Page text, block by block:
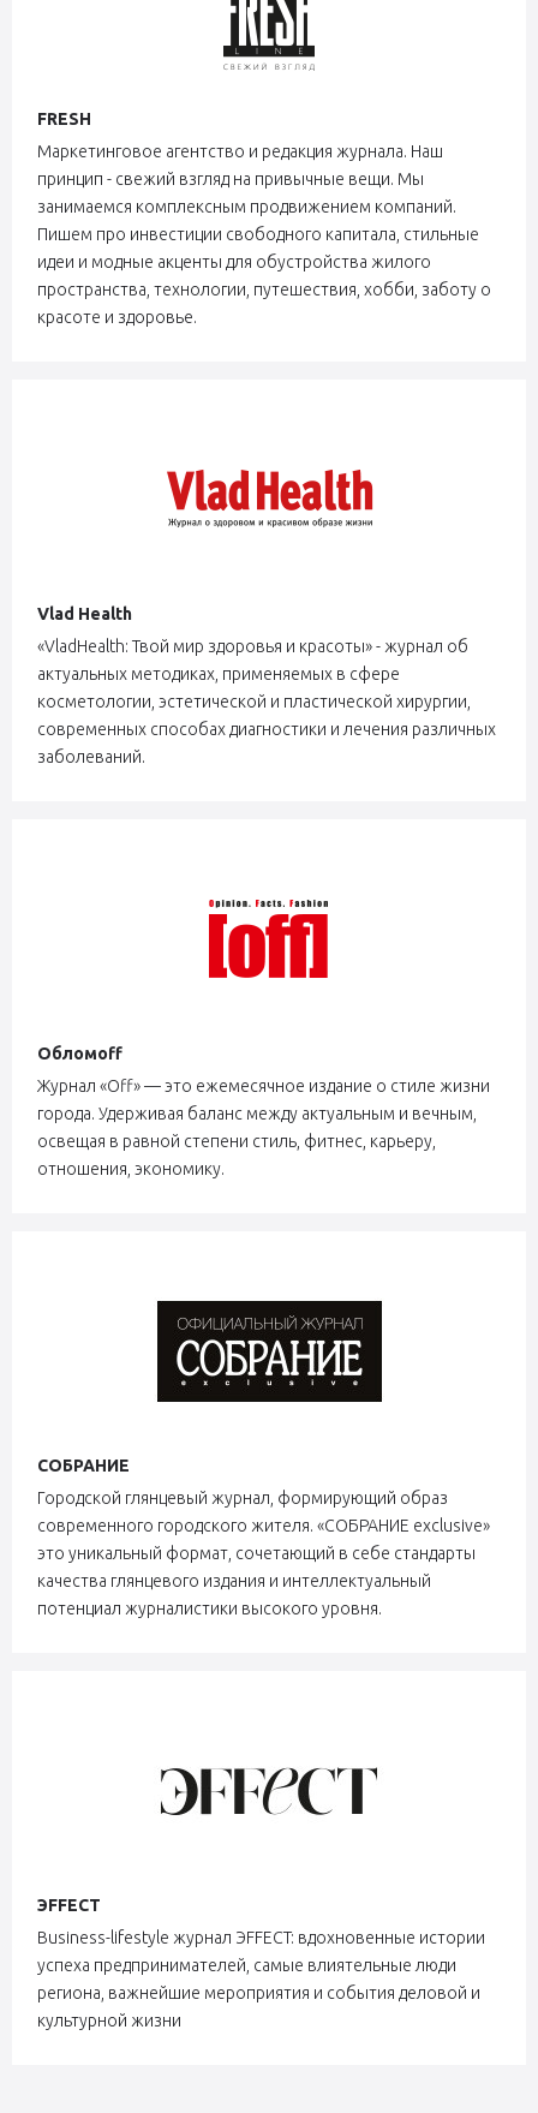
FRESH
Маркетинговое агентство и редакция журнала. Наш
принцип - свежий взгляд на привычные вещи. Мы
занимаемся комплексным продвижением компаний.
Пишем про инвестиции свободного капитала, стильные
идеи и модные акценты для обустройства жилого
пространства, технологии, путешествия, хобби, заботу о
красоте и здоровье.
Vlad Health
«VladHealth: Твой мир здоровья и красоты» - журнал об
актуальных методиках, применяемых в сфере
косметологии, эстетической и пластической хирургии,
современных способах диагностики и лечения различных
заболеваний.
Обломoff
Журнал «Off» — это ежемесячное издание о стиле жизни
города. Удерживая баланс между актуальным и вечным,
освещая в равной степени стиль, фитнес, карьеру,
отношения, экономику.
СОБРАНИЕ
Городской глянцевый журнал, формирующий образ
современного городского жителя. «СОБРАНИЕ exclusive»
это уникальный формат, сочетающий в себе стандарты
качества глянцевого издания и интеллектуальный
потенциал журналистики высокого уровня.
ЭFFECT
Business-lifestyle журнал ЭFFECT: вдохновенные истории
успеха предпринимателей, самые влиятельные люди
региона, важнейшие мероприятия и события деловой и
культурной жизни